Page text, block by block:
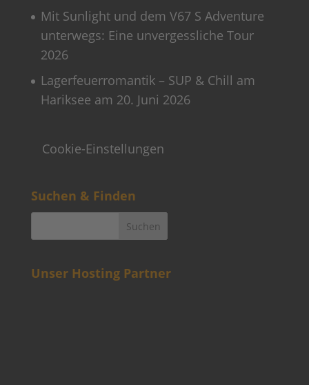
Mit Sunlight und dem V67 S Adventure
unterwegs: Eine unvergessliche Tour
2026
Lagerfeuerromantik – SUP & Chill am
Hariksee am 20. Juni 2026
Cookie-Einstellungen
Suchen & Finden
Unser Hosting Partner